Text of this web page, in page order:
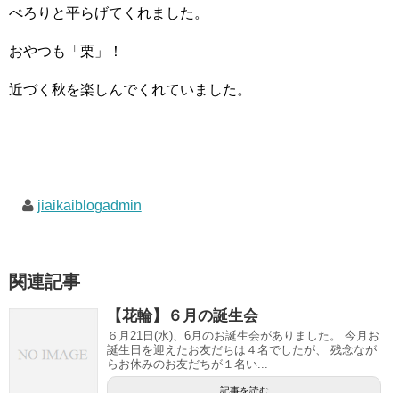
ぺろりと平らげてくれました。
おやつも「栗」！
近づく秋を楽しんでくれていました。
jiaikaiblogadmin
関連記事
【花輪】６月の誕生会
６月21日(水)、6月のお誕生会がありました。 今月お
誕生日を迎えたお友だちは４名でしたが、 残念なが
らお休みのお友だちが１名い...
記事を読む